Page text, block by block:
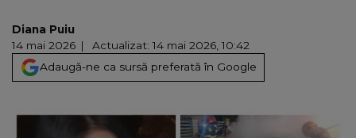
Diana Puiu
14 mai 2026
Actualizat: 14 mai 2026, 10:42
Adaugă-ne ca sursă preferată în Google